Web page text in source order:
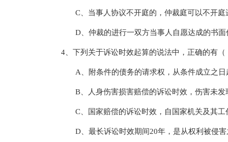
C、当事人协议不开庭的，仲裁庭可以不开庭
D、仲裁的进行一双方当事人自愿达成的书
4、下列关于诉讼时效起算的说法中，正确的有（
A、附条件的债务的请求权，从条件成立之日
B、人身伤害损害赔偿的诉讼时效，伤害未
C、国家赔偿的诉讼时效，自国家机关及其
D、最长诉讼时效期间20年，是从权利被侵